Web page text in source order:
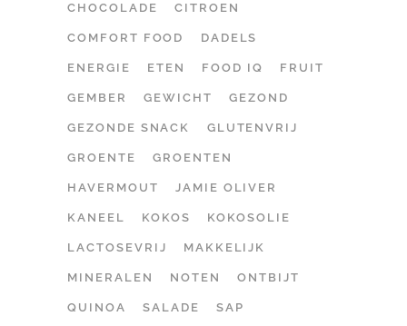
CHOCOLADE CITROEN
COMFORT FOOD DADELS
ENERGIE ETEN FOOD IQ FRUIT
GEMBER GEWICHT GEZOND
GEZONDE SNACK GLUTENVRIJ
GROENTE GROENTEN
HAVERMOUT JAMIE OLIVER
KANEEL KOKOS KOKOSOLIE
LACTOSEVRIJ MAKKELIJK
MINERALEN NOTEN ONTBIJT
QUINOA SALADE SAP